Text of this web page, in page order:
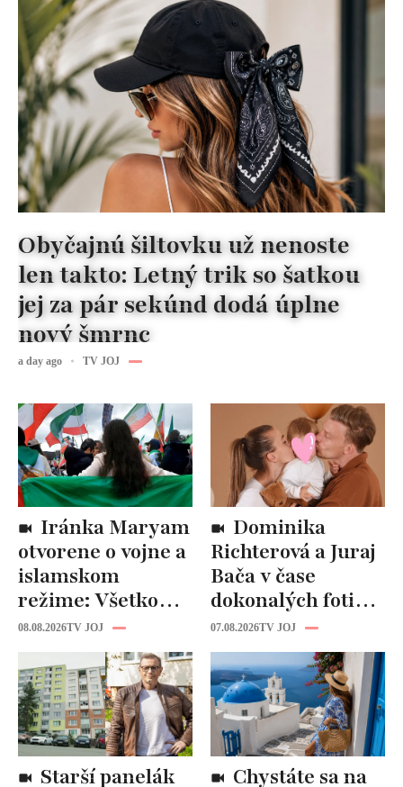
Obyčajnú šiltovku už nenoste
len takto: Letný trik so šatkou
jej za pár sekúnd dodá úplne
nový šmrnc
a day ago TV JOJ
otvorene o vojne a
islamskom
režime: Všetko
tam riadi
propaganda, ľudí
zabíjajú na
uliciach
08.08.2026TV JOJ
Richterová a Juraj
Bača v čase
dokonalých fotiek
pripomínajú
dôležitú vec:
Slováci ich za to
milujú!
07.08.2026TV JOJ